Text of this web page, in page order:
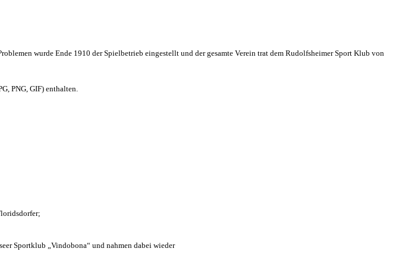
wurde Ende 1910 der Spielbetrieb eingestellt und der gesamte Verein trat dem Rudolfsheimer Sport Klub von
PNG, GIF) enthalten.
;
Sportklub „Vindobona“ und nahmen dabei wieder